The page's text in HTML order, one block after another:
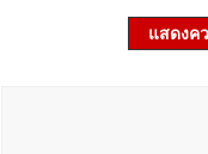
แสดงค